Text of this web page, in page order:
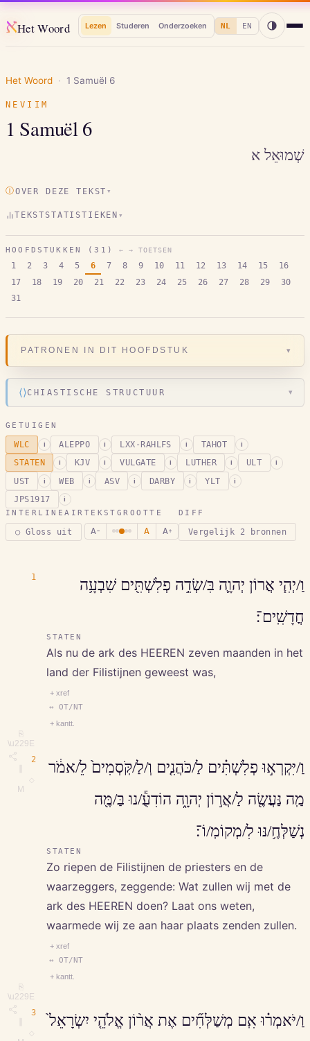
אHet Woord Lezen Studeren Onderzoeken NL EN
Het Woord · 1 Samuël 6
NEVIIM
1 Samuël6
שְׁמוּאֵל א
ⒾOVER DEZE TEKST ▾
TEKSTSTATISTIEKEN ▾
HOOFDSTUKKEN (31 ) ← → TOETSEN
1 2 3 4 5 6 7 8 9 10 11 12 13 14 15
16
17
18 19 20 21 22 23 24 25 26 27 28 29
30
31
PATRONEN IN DIT HOOFDSTUK ▾
⟨⟩CHIASTISCHE STRUCTUUR ▾
GETUIGEN
WLC i ALEPPO i LXX-RAHLFS i TAHOT i
STATEN i KJV i VULGATE i LUTHER i ULT i
UST i WEB i ASV i DARBY i YLT i
JPS1917 i
INTERLINEAIR
○ Gloss uit
TEKSTGROOTTE
A− A A+
DIFF
Vergelijk 2 bronnen
1
⎘
\u229E
M
וַ/יְהִ֧י אֲרוֹן יְהוָ֛ה בִּ/שְׂדֵ֥ה פְלִשְׁתִּ֖ים שִׁבְעָ֥ה
חֳדָשִֽׁים־׃
STATEN
Als nu de ark des HEEREN zeven maanden in het
land der Filistijnen geweest was,
+ xref
↔ OT/NT
+ kantt.
2
⎘
\u229E
וַ/יִּקְרְא֣וּ פְלִשְׁתִּ֗ים לַ/כֹּהֲנִ֤ים וְ/לַ/קֹּֽסְמִים֙ לֵ/אמֹ֔ר
מַֽה נַּעֲשֶׂ֖ה לַ/אֲר֣וֹן יְהוָ֑ה הוֹדִעֻ֕/נוּ בַּ/מֶּ֖ה
נְשַׁלְּחֶ֥/נּוּ לִ/מְקוֹמֽ/וֹ־׃
STATEN
Zo riepen de Filistijnen de priesters en de
waarzeggers, zeggende: Wat zullen wij met de
ark des HEEREN doen? Laat ons weten,
waarmede wij ze aan haar plaats zenden zullen.
+ xref
↔ OT/NT
+ kantt.
3
וַ/יֹּאמְר֗וּ אִֽם מְשַׁלְּחִ֞ים אֶת אֲר֨וֹן אֱלֹהֵ֤י יִשְׂרָאֵל֙